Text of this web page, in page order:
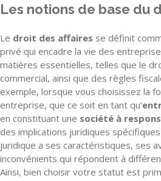
Les notions de base du
Le droit des affaires se définit
privé qui encadre la vie des
matières essentielles, telles que le
commercial, ainsi que des règles
exemple, lorsque vous choisissez la
entreprise, que ce soit en tant qu’
en constituant une société à
des implications juridiques
juridique a ses caractéristiques, ses
inconvénients qui répondent à
Ainsi, bien choisir votre statut est